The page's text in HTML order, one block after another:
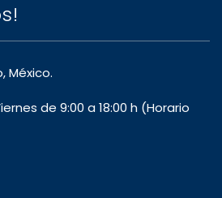
México.
de 9:00 a 18:00 h (Horario